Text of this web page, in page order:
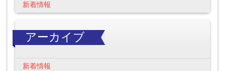
新着情報
アーカイブ
新着情報